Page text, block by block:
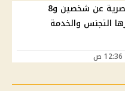
إسقاط الجنسية المصرية عن شخصين و8
التجنس والخدمة